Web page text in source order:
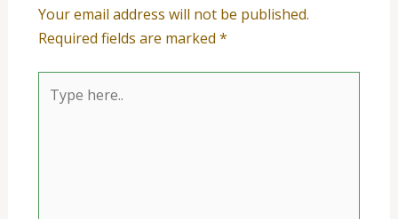
Your email address will not be published.
Required fields are marked *
here..